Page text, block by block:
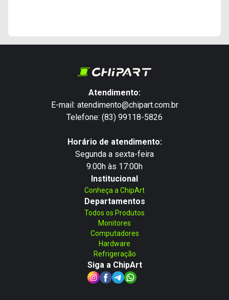
Atendimento:
E-mail: atendimento@chipart.com.br
Telefone: (83) 99118-5826
Horário de atendimento:
Segunda a sexta-feira
9:00h às 17:00h
Institucional
Conheça a ChipArt
Departamentos
Todos os Produtos
Monitores
Computadores
Hardware
Refrigeração
Siga a ChipArt